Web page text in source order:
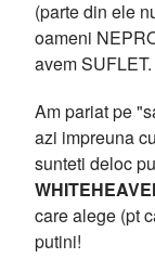
(parte din ele
oameni
avem SUFLET.
Am pariat pe
azi impreuna
sunteti deloc
care alege (pt
putini!